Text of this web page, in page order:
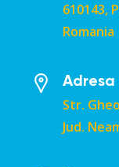
610143,
Romania
Str.
Jud.